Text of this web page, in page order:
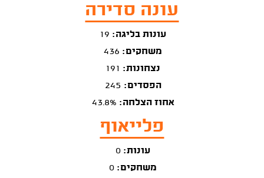
עונה סדירה
עונות בליגה:
משחקים:
נצחונות:
הפסדים:
אחוז הצלחה:
פלייאוף
עונות:
משחקים: